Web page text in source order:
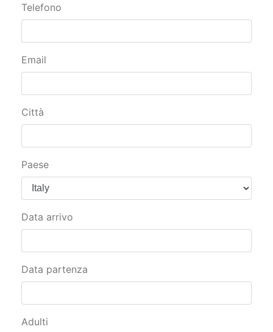
Telefono
Email
Città
Paese
Data arrivo
Data partenza
Adulti